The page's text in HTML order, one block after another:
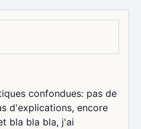
confondues: pas de
d'explications, encore
bla bla bla, j'ai